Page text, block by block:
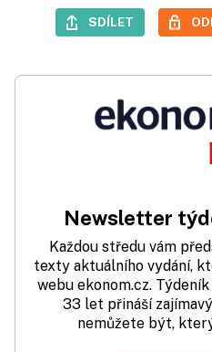
SDÍLET
Newsletter
Každou středu vám
texty aktuálního vydání,
webu ekonom.cz.
33 let přináší
nemůžete být,